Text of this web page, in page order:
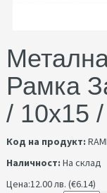
Рамка
/ 10x15
Код на продукт:
Наличност: На склад
Цена:12.00 лв. (€6.14)